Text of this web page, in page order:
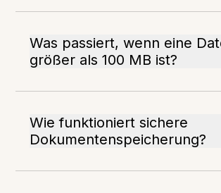
Was passiert, wenn eine
größer als 100 MB ist?
Wie funktioniert sichere
Dokumentenspeicherung?